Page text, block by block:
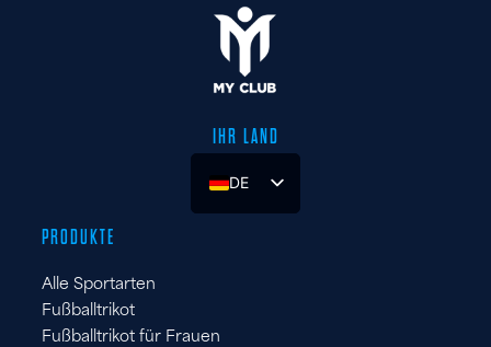
IHR LAND
DE
UK
PRODUKTE
Alle Sportarten
Fußballtrikot
Fußballtrikot für Frauen